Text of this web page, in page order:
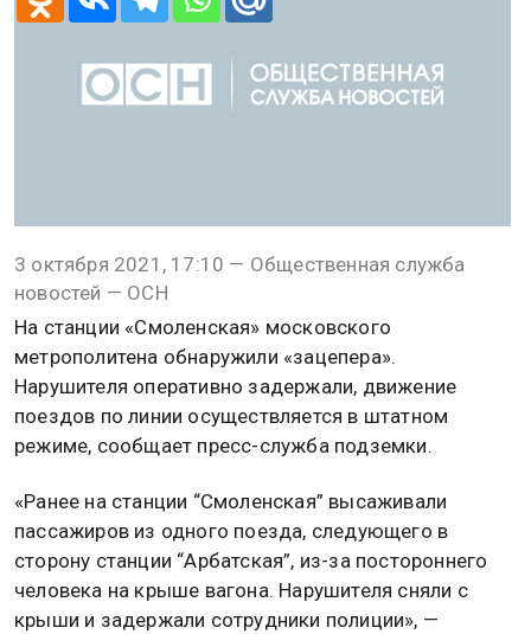
3 октября 2021, 17:10 — Общественная служба
новостей — ОСН
На станции «Смоленская» московского
метрополитена обнаружили «зацепера».
Нарушителя оперативно задержали, движение
поездов по линии осуществляется в штатном
режиме, сообщает пресс-служба подземки.
«Ранее на станции “Смоленская” высаживали
пассажиров из одного поезда, следующего в
сторону станции “Арбатская”, из-за постороннего
человека на крыше вагона. Нарушителя сняли с
крыши и задержали сотрудники полиции», —